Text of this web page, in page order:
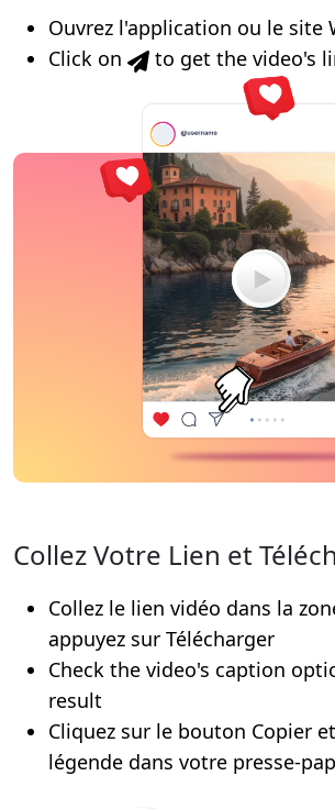
Ouvrez l'application ou le site
Click on
to get the video's
Collez Votre Lien et
Collez le lien vidéo dans la
appuyez sur Télécharger
Check the video's caption
result
Cliquez sur le bouton Copier
légende dans votre presse-